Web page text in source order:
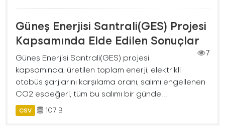
Güneş Enerjisi Santrali(GES) Projesi
Kapsamında Elde Edilen Sonuçlar
7
Güneş Enerjisi Santrali(GES) projesi
kapsamında, üretilen toplam enerji, elektrikli
otobüs şarjlarını karşılama oranı, salımı engellenen
CO2 eşdeğeri, tüm bu salımı bir günde...
CSV 107 B